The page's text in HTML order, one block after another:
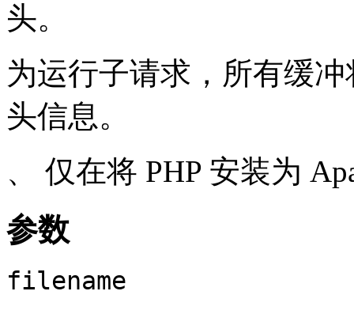
头。
为运行子请求，所有缓
头信息。
、 仅在将 PHP 安装为
参数
filename